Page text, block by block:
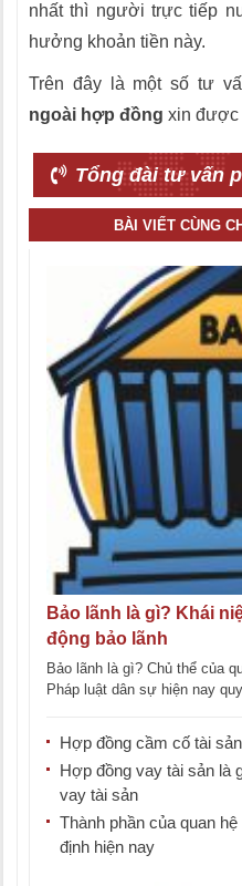
nhất thì người trực tiếp
hưởng khoản tiền này.
Trên đây là một số tư
ngoài hợp đồng xin được
Tổng đài tư vấn
BÀI VIẾT CÙNG
Bảo lãnh là gì? Khái
động bảo lãnh
Bảo lãnh là gì? Chủ thể của
Pháp luật dân sự hiện nay
Hợp đồng cầm cố tài
Hợp đồng vay tài sản là
vay tài sản
Thành phần của quan
định hiện nay